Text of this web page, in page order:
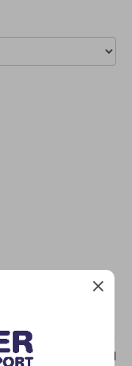
och andra. Kan med